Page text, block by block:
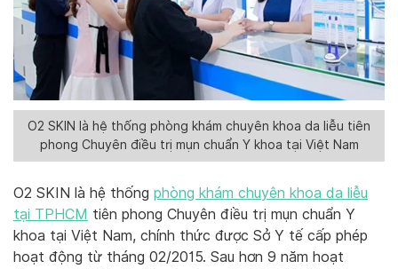
O2 SKIN là hệ thống phòng khám chuyên khoa da liễu tiên
phong Chuyên điều trị mụn chuẩn Y khoa tại Việt Nam
O2 SKIN là hệ thống phòng khám chuyên khoa da liễu
tại TPHCM tiên phong Chuyên điều trị mụn chuẩn Y
khoa tại Việt Nam, chính thức được Sở Y tế cấp phép
hoạt động từ tháng 02/2015. Sau hơn 9 năm hoạt